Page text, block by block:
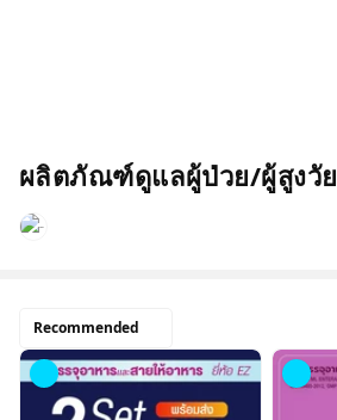
ผลิตภัณฑ์ดูแลผู้ป่วย/ผู้สูงวัย
Recommended